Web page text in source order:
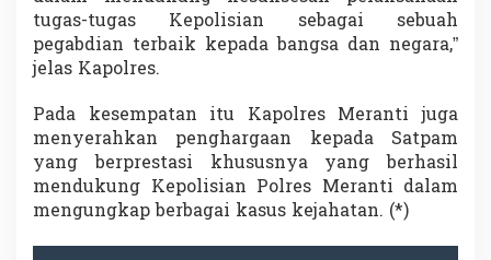
tugas-tugas Kepolisian sebagai sebuah
pegabdian terbaik kepada bangsa dan negara,”
jelas Kapolres.
Pada kesempatan itu Kapolres Meranti juga
menyerahkan penghargaan kepada Satpam
yang berprestasi khususnya yang berhasil
mendukung Kepolisian Polres Meranti dalam
mengungkap berbagai kasus kejahatan. (*)